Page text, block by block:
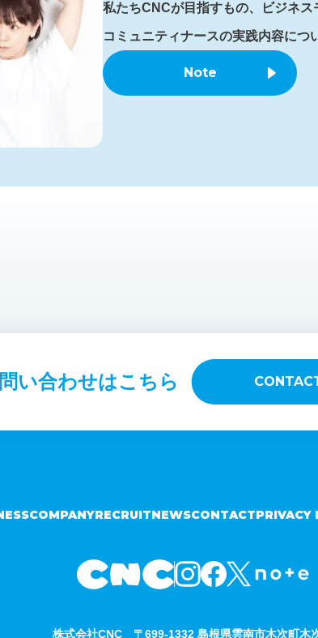
私たちCNCが目指すもの、ビジネ
コミュニティナースの実践内容につ
Note
い合わせはこちら
COMPANYRECRUITNEWSCONTACTPRIVACY
株式会社CNC〒699-1332 島根県雲南市木次町木